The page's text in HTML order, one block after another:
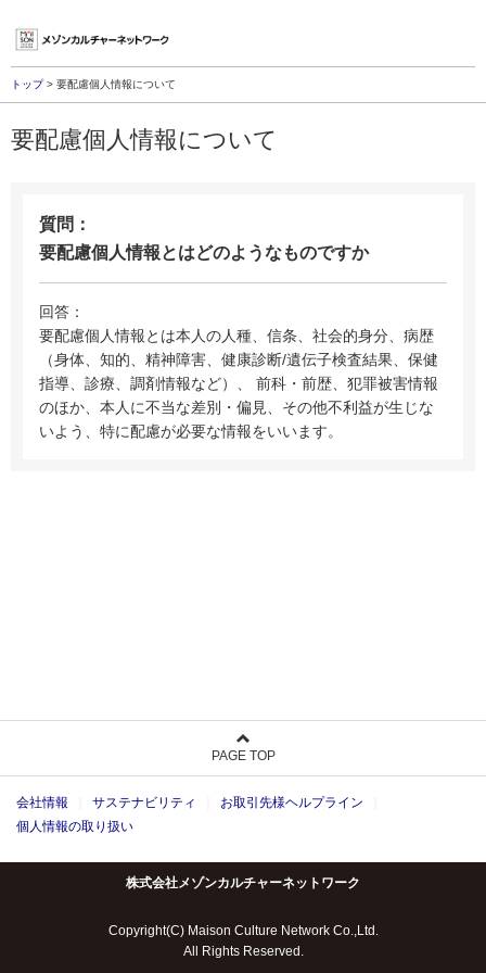
トップ > 要配慮個人情報について
要配慮個人情報について
質問：
要配慮個人情報とはどのようなものですか
回答：
要配慮個人情報とは本人の人種、信条、社会的身分、病歴
（身体、知的、精神障害、健康診断/遺伝子検査結果、保健
指導、診療、調剤情報など）、 前科・前歴、犯罪被害情報
のほか、本人に不当な差別・偏見、その他不利益が生じな
いよう、特に配慮が必要な情報をいいます。
PAGE TOP
会社情報 サステナビリティ
お取引先様ヘルプライン
個人情報の取り扱い
株式会社メゾンカルチャーネットワーク
Copyright(C) Maison Culture Network Co.,Ltd.
All Rights Reserved.